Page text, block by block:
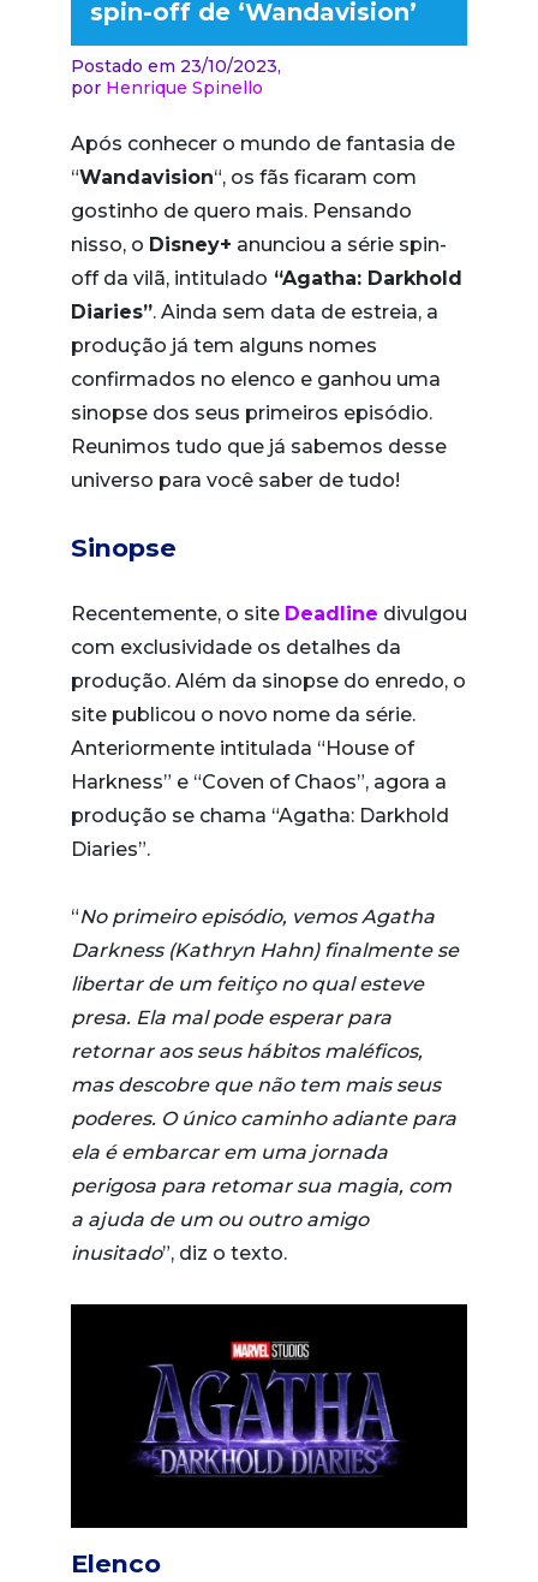
spin-off de ‘Wandavision’
Postado em 23/10/2023,
por Henrique Spinello
Após conhecer o mundo de fantasia de
“Wandavision“, os fãs ficaram com
gostinho de quero mais. Pensando
nisso, o Disney+ anunciou a série spin-
off da vilã, intitulado “Agatha: Darkhold
Diaries”. Ainda sem data de estreia, a
produção já tem alguns nomes
confirmados no elenco e ganhou uma
sinopse dos seus primeiros episódio.
Reunimos tudo que já sabemos desse
universo para você saber de tudo!
Sinopse
Recentemente, o site Deadline divulgou
com exclusividade os detalhes da
produção. Além da sinopse do enredo, o
site publicou o novo nome da série.
Anteriormente intitulada “House of
Harkness” e “Coven of Chaos”, agora a
produção se chama “Agatha: Darkhold
Diaries”.
“No primeiro episódio, vemos Agatha
Darkness (Kathryn Hahn) finalmente se
libertar de um feitiço no qual esteve
presa. Ela mal pode esperar para
retornar aos seus hábitos maléficos,
mas descobre que não tem mais seus
poderes. O único caminho adiante para
ela é embarcar em uma jornada
perigosa para retomar sua magia, com
a ajuda de um ou outro amigo
inusitado”, diz o texto.
Elenco